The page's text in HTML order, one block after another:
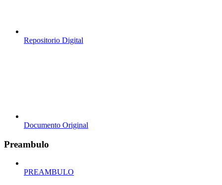
Repositorio Digital
Documento Original
Preambulo
PREAMBULO